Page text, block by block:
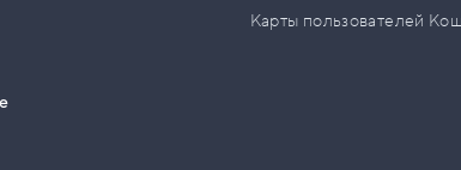
Карты пользователей